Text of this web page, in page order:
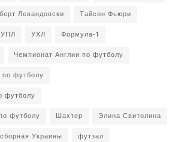
Левандовски
Тайсон Фьюри
УПЛ УХЛ
Формула-1
Чемпионат Англии по футболу
футболу
футболу
футболу
Шахтер
Элина Свитолина
сборная Украины футзал